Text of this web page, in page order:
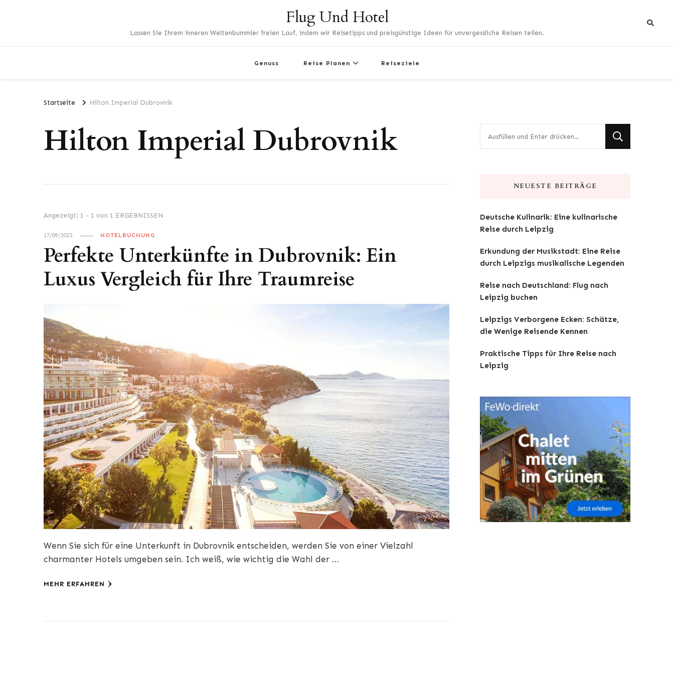
Flug Und Hotel
Lassen Sie Ihrem inneren Weltenbummler freien Lauf, indem wir Reisetipps und preisgünstige Ideen für unvergessliche Reisen teilen.
Genuss Reise Planen Reiseziele
Startseite Hilton Imperial Dubrovnik
Hilton Imperial Dubrovnik
Angezeigt: 1 - 1 von 1 ERGEBNISSEN
17/09/2023 HOTELBUCHUNG
Perfekte Unterkünfte in Dubrovnik: Ein
Luxus Vergleich für Ihre Traumreise
Wenn Sie sich für eine Unterkunft in Dubrovnik entscheiden, werden Sie von einer Vielzahl
charmanter Hotels umgeben sein. Ich weiß, wie wichtig die Wahl der …
MEHR ERFAHREN
NEUESTE BEITRÄGE
Deutsche Kulinarik: Eine kulinarische
Reise durch Leipzig
Erkundung der Musikstadt: Eine Reise
durch Leipzigs musikalische Legenden
Reise nach Deutschland: Flug nach
Leipzig buchen
Leipzigs Verborgene Ecken: Schätze,
die Wenige Reisende Kennen
Praktische Tipps für Ihre Reise nach
Leipzig